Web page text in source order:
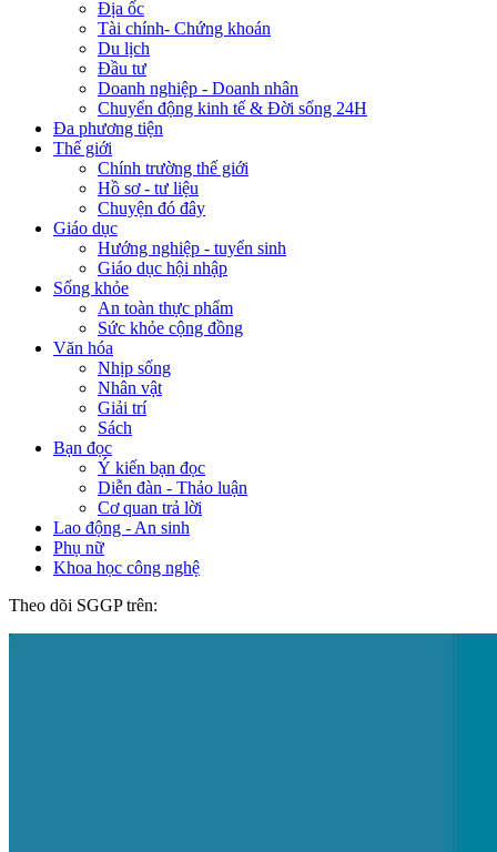
Địa ốc
Tài chính- Chứng khoán
Du lịch
Đầu tư
Doanh nghiệp - Doanh nhân
Chuyển động kinh tế & Đời sống 24H
Đa phương tiện
Thế giới
Chính trường thế giới
Hồ sơ - tư liệu
Chuyện đó đây
Giáo dục
Hướng nghiệp - tuyển sinh
Giáo dục hội nhập
Sống khỏe
An toàn thực phẩm
Sức khỏe cộng đồng
Văn hóa
Nhịp sống
Nhân vật
Giải trí
Sách
Bạn đọc
Ý kiến bạn đọc
Diễn đàn - Thảo luận
Cơ quan trả lời
Lao động - An sinh
Phụ nữ
Khoa học công nghệ
Theo dõi SGGP trên: